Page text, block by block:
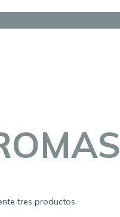
tres productos